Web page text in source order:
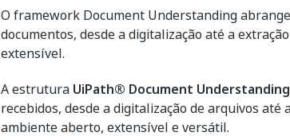
O framework Document Understanding
documentos, desde a digitalização até a
extensível.
A estrutura UiPath® Document Understanding
recebidos, desde a digitalização de arquivos
ambiente aberto, extensível e versátil.